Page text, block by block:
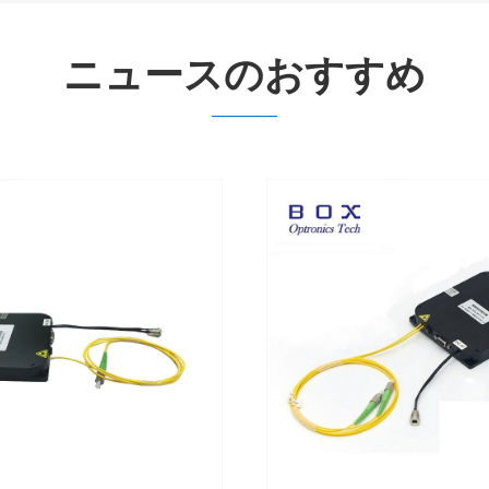
ニュースのおすすめ